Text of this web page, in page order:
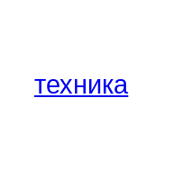
техника